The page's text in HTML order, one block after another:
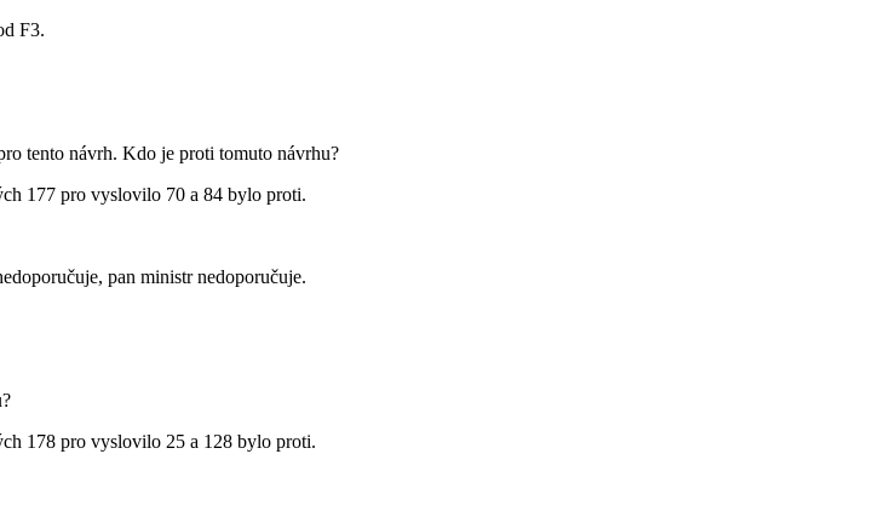
F3.
tento návrh. Kdo je proti tomuto návrhu?
177 pro vyslovilo 70 a 84 bylo proti.
pan ministr nedoporučuje.
178 pro vyslovilo 25 a 128 bylo proti.